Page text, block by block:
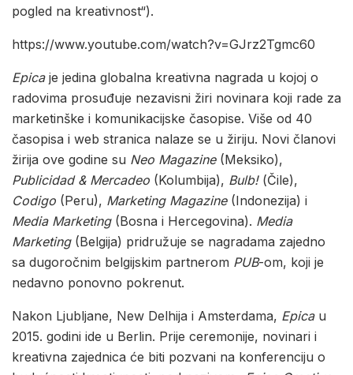
pogled na kreativnost“).
https://www.youtube.com/watch?v=GJrz2Tgmc60
Epicaje jedina globalna kreativna nagrada u kojoj o
radovima prosuđuje nezavisni žiri novinara koji rade za
marketinške i komunikacijske časopise. Više od 40
časopisa i web stranica nalaze se u žiriju. Novi članovi
žirija ove godine su Neo Magazine(Meksiko),
Publicidad & Mercadeo (Kolumbija), Bulb!(Čile),
Codigo (Peru), Marketing Magazine(Indonezija) i
Media Marketing(Bosna i Hercegovina). Media
Marketing(Belgija) pridružuje se nagradama zajedno
sa dugoročnim belgijskim partnerom PUB-om, koji je
nedavno ponovno pokrenut.
Nakon Ljubljane, New Delhija i Amsterdama, Epicau
2015. godini ide u Berlin. Prije ceremonije, novinari i
kreativna zajednica će biti pozvani na konferenciju o